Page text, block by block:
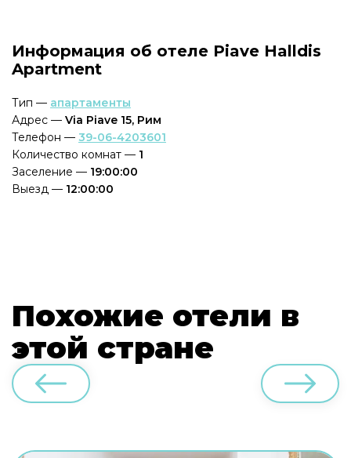
Информация об отеле Piave Halldis
Apartment
Тип — апартаменты
Адрес — Via Piave 15, Рим
Телефон — 39-06-4203601
Количество комнат — 1
Заселение — 19:00:00
Выезд — 12:00:00
Похожие отели в
этой стране